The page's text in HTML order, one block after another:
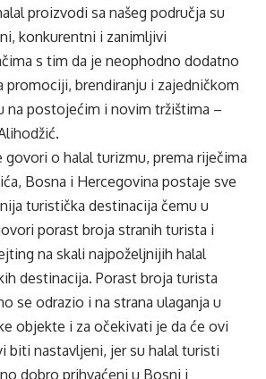
proizvodi sa našeg područja su
konkurentni i zanimljivi
s tim da je neophodno dodatno
promociji, brendiranju i zajedničkom
na postojećim i novim tržištima –
govori o halal turizmu, prema riječima
Bosna i Hercegovina postaje sve
turistička destinacija čemu u
porast broja stranih turista i
na skali najpoželjnijih halal
destinacija. Porast broja turista
se odrazio i na strana ulaganja u
objekte i za očekivati je da će ovi
biti nastavljeni, jer su halal turisti
dobro prihvaćeni u Bosni i